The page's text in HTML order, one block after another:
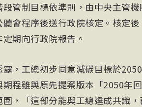
管制目標依準則，由中央主管
會程序後送行政院核定。核定
期向行政院報告。
，工總初步同意減碳目標於
程雖與原先提案版本「2050年
，「這部分能與工總達成共識